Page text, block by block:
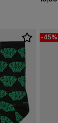
-45%